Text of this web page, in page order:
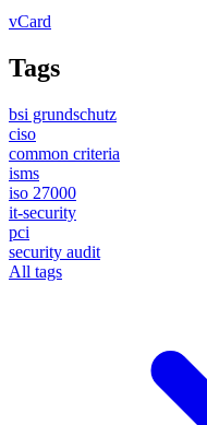
vCard
Tags
bsi grundschutz
ciso
common criteria
isms
iso 27000
it-security
pci
security audit
All tags